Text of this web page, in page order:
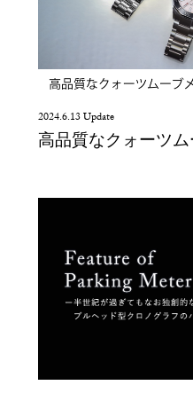
2024.6.13 Update
高品質なクォーツ